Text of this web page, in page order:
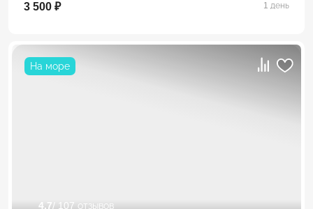
3 500 ₽ 1 день
На море
4.7/ 107 отзывов